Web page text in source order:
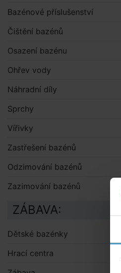
Bazénové příslušenství
Čištění bazénů
Osazení bazénu
Ohřev vody
Náhradní díly
Sprchy
Vířivky
Zastřešení bazénů
Odzimování bazénů
Zazimování bazénů
ZÁBAVA:
Dětské bazénky
Hrací centra